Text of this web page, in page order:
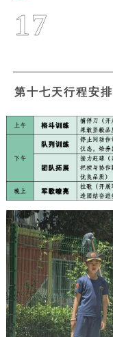
17
第十七天行程安排